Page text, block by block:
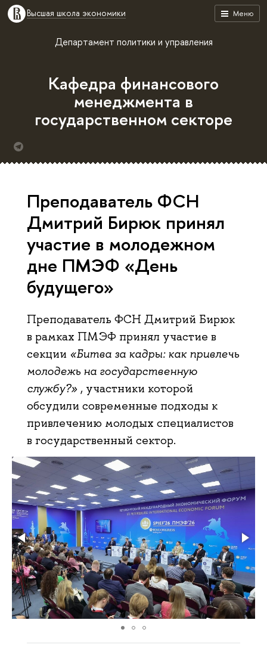
Меню
Высшая школа экономики
Департамент политики и управления
Кафедра финансового
менеджмента в
государственном секторе
Преподаватель ФСН
Дмитрий Бирюк принял
участие в молодежном
дне ПМЭФ «День
будущего»
Преподаватель ФСН Дмитрий Бирюк
в рамках ПМЭФ принял участие в
секции «Битва за кадры: как привлечь
молодежь на государственную
службу?» , участники которой
обсудили современные подходы к
привлечению молодых специалистов
в государственный сектор.